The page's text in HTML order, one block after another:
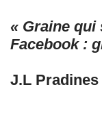
« Graine qui
Facebook :
J.L Pradines